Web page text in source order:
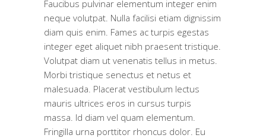
Faucibus pulvinar elementum integer enim
neque volutpat. Nulla facilisi etiam dignissim
diam quis enim. Fames ac turpis egestas
integer eget aliquet nibh praesent tristique.
Volutpat diam ut venenatis tellus in metus.
Morbi tristique senectus et netus et
malesuada. Placerat vestibulum lectus
mauris ultrices eros in cursus turpis
massa. Id diam vel quam elementum.
Fringilla urna porttitor rhoncus dolor. Eu